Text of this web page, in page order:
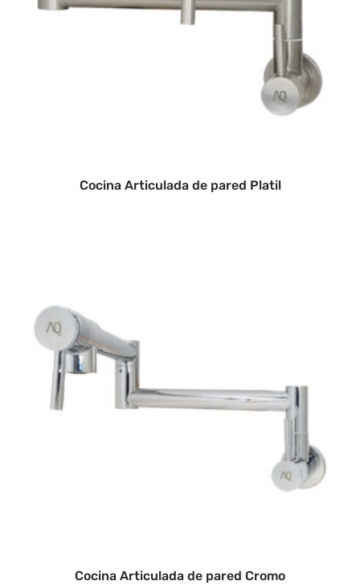
Cocina Articulada de pared Platil
Cocina Articulada de pared Cromo